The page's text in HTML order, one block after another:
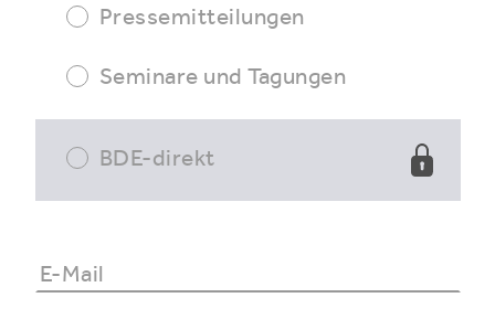
Pressemitteilungen
Seminare und Tagungen
BDE-direkt